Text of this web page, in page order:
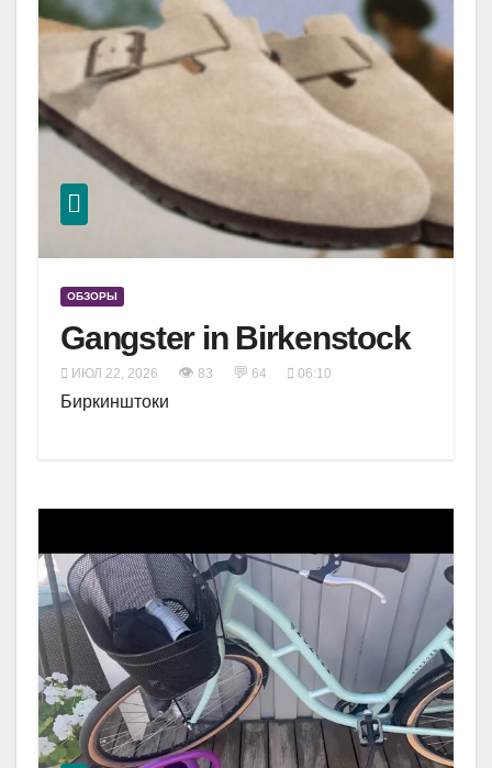
ОБЗОРЫ
Gangster in Birkenstock
ИЮЛ 22, 2026 👁 83 💬 64 06:10
Биркинштоки